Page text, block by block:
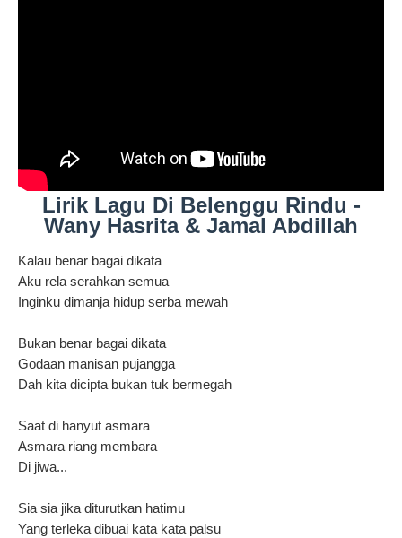
Lirik Lagu Di Belenggu Rindu -
Wany Hasrita & Jamal Abdillah
Kalau benar bagai dikata
Aku rela serahkan semua
Inginku dimanja hidup serba mewah
Bukan benar bagai dikata
Godaan manisan pujangga
Dah kita dicipta bukan tuk bermegah
Saat di hanyut asmara
Asmara riang membara
Di jiwa...
Sia sia jika diturutkan hatimu
Yang terleka dibuai kata kata palsu